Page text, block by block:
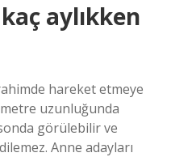
aylıkken
hareket etmeye
uzunluğunda
görülebilir ve
Anne adayları